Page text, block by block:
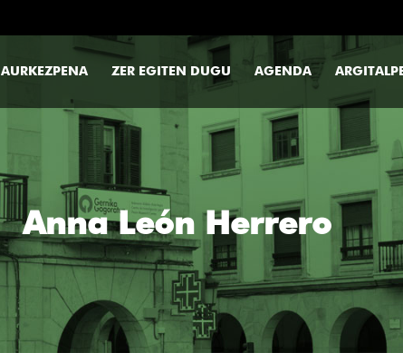
AURKEZPENA ZER EGITEN DUGU AGENDA
Anna León Herrero